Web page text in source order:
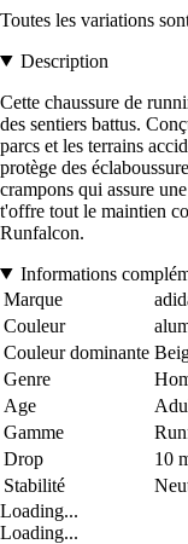
Toutes les variations
Description
Cette chaussure de
des sentiers battus.
parcs et les terrains
protège des
crampons qui assure
t'offre tout le maintien
Runfalcon.
Informations
Marque
Couleur
Couleur dominante
Genre
Age
Gamme
Drop
10
Stabilité
Loading...
Loading...